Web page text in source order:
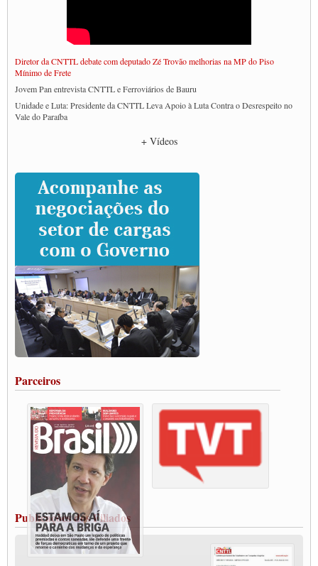
Diretor da CNTTL debate com deputado Zé Trovão melhorias na MP do Piso
Mínimo de Frete
Jovem Pan entrevista CNTTL e Ferroviários de Bauru
Unidade e Luta: Presidente da CNTTL Leva Apoio à Luta Contra o Desrespeito no
Vale do Paraíba
Caminhoneiros prometem paralisação e cobram diálogo com Lula
CNTTL e lideranças de caminhoneiros participam de debate sobre saúde nas
rodovias
Paulinho e Litti debatem política global para transporte rodoviário de cargas na
SUTCRA no Uruguai
Grande Conquista da Categoria transporte de Cargas e Caminhoneiros Autonomos
ENCONTRO INTERNACIONAL EM APOIO A CLASSE TRABALHADORA
DO BRASIL E A ELEIÇÃO 2022
Carta às Brasileiras e aos Brasileiros em Defesa do Estado Democrático de Direito
Paulinho, presidente da CNTTL, faz balanço do 3º Congresso da CNTTL
Caminhoneiros aprovam greve a partir do 1º de novembro
Rodoviários de Feira Santana fazem Assembleia para avaliar proposta de reajuste
salarial
Vacina Já: Lockdown de 24 horas dos trabalhadores em transportes está mantido,
Condutores de Guarulhos farão greve sanitária nesta terça-feira (20)
Paralisação dos Caminhoneiros na #BR285, entrocamento que liga o Mercosul ao
Rio Grande
Caminhoneiros bloqueiam duas faixas na Castello Branco e fazem protesto
Modal-Live #13 Aumento da Violência Contra Mulher e o Adoecimento da Classe
Trabalhadora em Tempos de Pandemia
MODAL-LIVE#12 POLÍTICAS PÚBLICAS DE TRANSPORTE PARA A
CLASSE TRABALHADORA E ELEIÇÕES NA PANDEMIA
MODAL-LIVE#11 POLÍTICAS PÚBLICAS DE TRANSPORTE
JUVENTUDE DO TRANSPORTE: POR QUE DEVEMOS NOS ORGANIZAR?
Fabio Primo testa positivo para Coronavírus, mas está bem de saúde
+ Vídeos
Parceiros
Publicações dos Filiados